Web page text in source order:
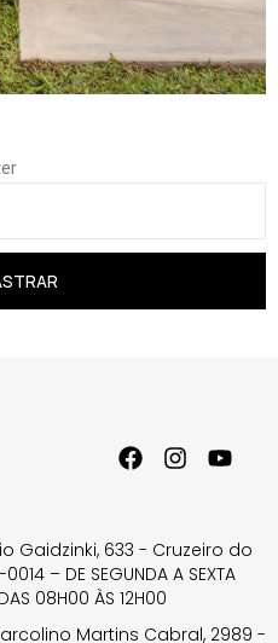
Gaidzinki, 633 - Cruzeiro do
– DE SEGUNDA A SEXTA
08H00 ÀS 12H00
Martins Cabral, 2989 -